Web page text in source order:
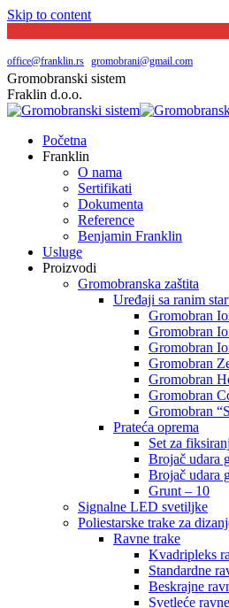
Skip to content
office@franklin.rs gromobrani@gmail.com
Gromobranski sistem
Fraklin d.o.o.
Početna
Franklin
O nama
Sertifikati
Dokumenta
Reference
Benjamin Franklin
Usluge
Proizvodi
Gromobranska zaštita
Uređaji sa ranim
Gromobran
Gromobran
Gromobran
Gromobran
Gromobran
Gromobran
Gromobran
Prateća oprema
Set za
Brojač udara
Brojač udara
Grunt – 10
Signalne LED svetiljke
Poliestarske trake za
Ravne trake
Kvadripleks
Standardne
Beskrajne
Svetleće